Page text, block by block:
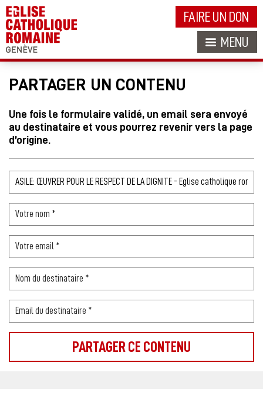
FAIRE UN DON
MENU
PARTAGER UN CONTENU
Une fois le formulaire validé, un email sera envoyé
au destinataire et vous pourrez revenir vers la page
d’origine.